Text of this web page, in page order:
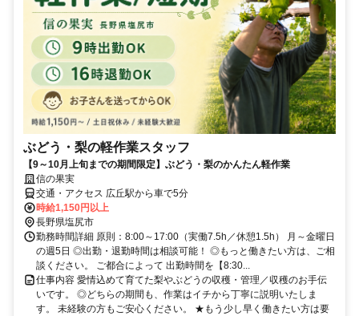
ぶどう・梨の軽作業スタッフ
【9～10月上旬までの期間限定】ぶどう・梨のかんたん軽作業
信の果実
交通・アクセス 広丘駅から車で5分
時給1,150円以上
長野県塩尻市
勤務時間詳細 原則：8:00～17:00（実働7.5h／休憩1.5h） 月～金曜日
の週5日 ◎出勤・退勤時間は相談可能！ ◎もっと働きたい方は、ご相
談ください。 ご都合によって 出勤時間を【8:30...
仕事内容 愛情込めて育てた梨やぶどうの収穫・管理／収穫のお手伝
いです。 ◎どちらの期間も、作業はイチから丁寧に説明いたしま
す。 未経験の方もご安心ください。 ★もう少し早く働きたい方は要